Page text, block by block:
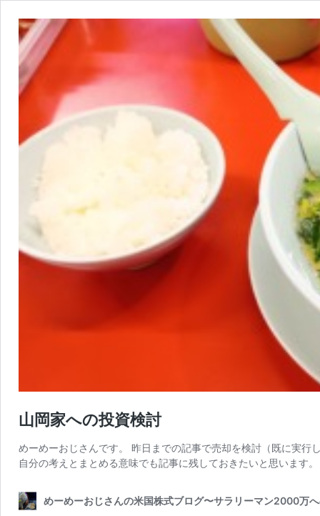
山岡家への投資検討
めーめーおじさんです。 昨日までの記事で売却を検討（既に実
自分の考えとまとめる意味でも記事に残しておきたいと思います
めーめーおじさんの米国株式ブログ〜サラリーマン2000万